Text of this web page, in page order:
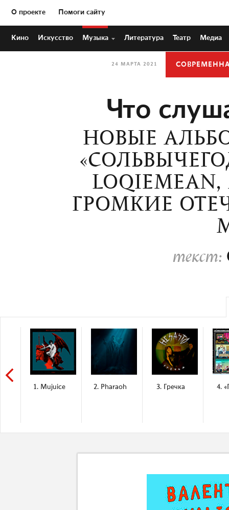
О проекте Помоги сайту
Кино Искусство Музыка Литература Театр Медиа
24 МАРТА 2021
Что
НОВЫЕ
ГРОМКИЕ
текст:
1. Mujuice 2. Pharaoh 3. Гречка 4.